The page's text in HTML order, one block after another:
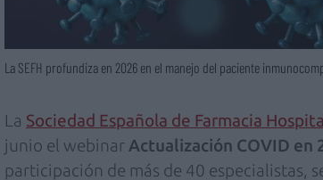
La SEFH profundiza en 2026 en el manejo del paciente
La Sociedad Española de Farmacia
junio el webinar Actualización COVID en
participación de más de 40 especialistas,